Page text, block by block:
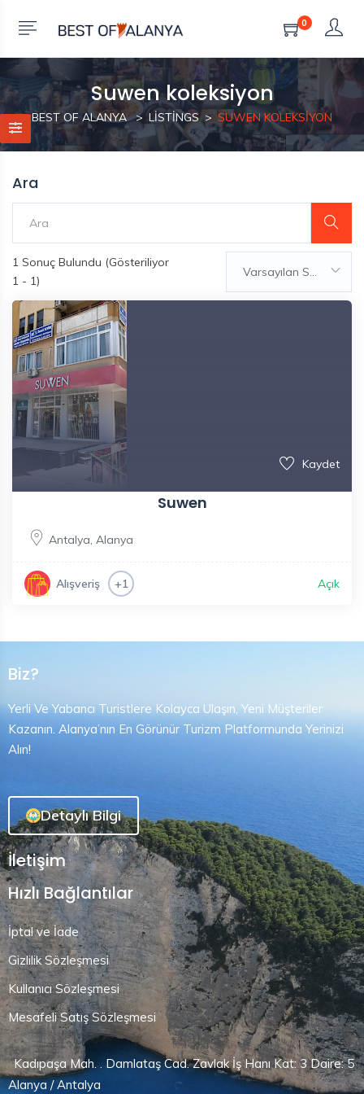
0
Suwen koleksiyon
BEST OF ALANYA LISTINGS SUWEN KOLEKSIYON
Ara
1 Sonuç Bulundu (Gösteriliyor
1 - 1)
Varsayılan Sıralama
Kaydet
Suwen
Antalya, Alanya
Alışveriş +1 Açık
Biz?
Yerli Ve Yabancı Turistlere Kolayca Ulaşın, Yeni Müşteriler
Kazanın. Alanya’nın En Görünür Turizm Platformunda Yerinizi
Alın!
Detaylı Bilgi
İletişim
Hızlı Bağlantılar
İptal ve İade
Gizlilik Sözleşmesi
Kullanıcı Sözleşmesi
Mesafeli Satış Sözleşmesi
Kadıpaşa Mah. . Damlataş Cad. Zavlak İş Hanı Kat: 3 Daire: 5
Alanya / Antalya